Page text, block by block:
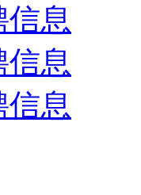
息
息
息